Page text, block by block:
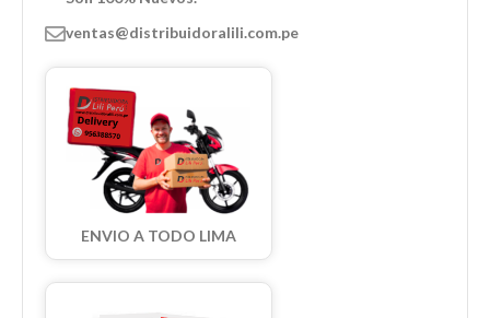
ventas@distribuidoralili.com.pe
ENVIO A TODO LIMA